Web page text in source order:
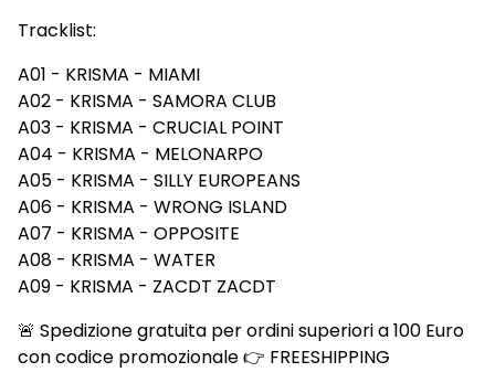
Tracklist:
A01 - KRISMA - MIAMI
A02 - KRISMA - SAMORA CLUB
A03 - KRISMA - CRUCIAL POINT
A04 - KRISMA - MELONARPO
A05 - KRISMA - SILLY EUROPEANS
A06 - KRISMA - WRONG ISLAND
A07 - KRISMA - OPPOSITE
A08 - KRISMA - WATER
A09 - KRISMA - ZACDT ZACDT
🚨 Spedizione gratuita per ordini superiori a 100 Euro
con codice promozionale 👉 FREESHIPPING